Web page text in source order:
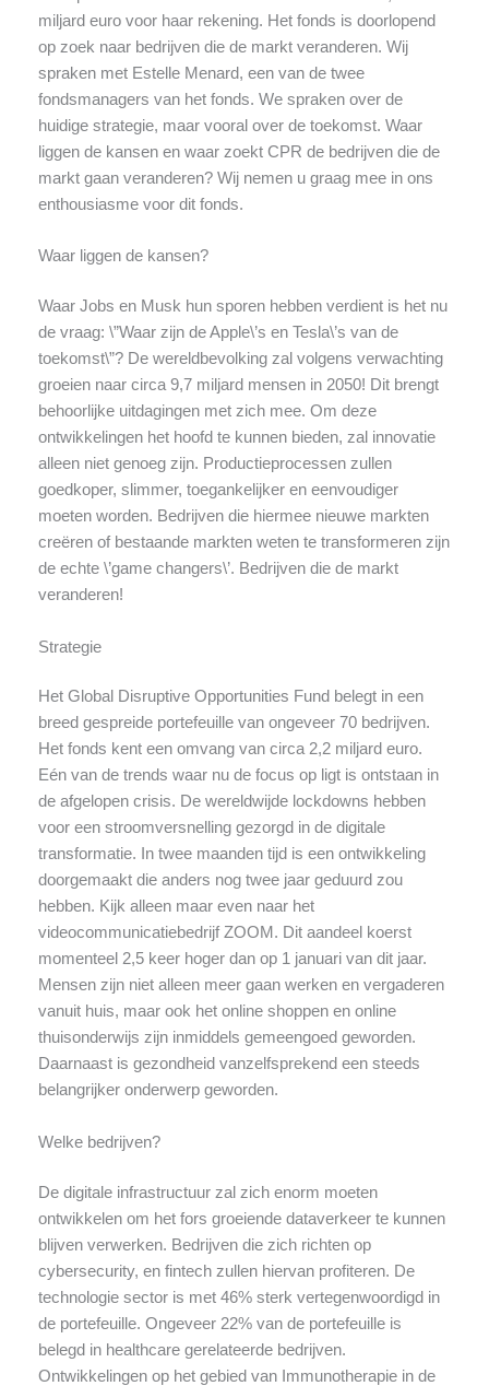
miljard euro voor haar rekening. Het fonds is doorlopend
op zoek naar bedrijven die de markt veranderen. Wij
spraken met Estelle Menard, een van de twee
fondsmanagers van het fonds. We spraken over de
huidige strategie, maar vooral over de toekomst. Waar
liggen de kansen en waar zoekt CPR de bedrijven die de
markt gaan veranderen? Wij nemen u graag mee in ons
enthousiasme voor dit fonds.
Waar liggen de kansen?
Waar Jobs en Musk hun sporen hebben verdient is het nu
de vraag: \”Waar zijn de Apple\’s en Tesla\’s van de
toekomst\”? De wereldbevolking zal volgens verwachting
groeien naar circa 9,7 miljard mensen in 2050! Dit brengt
behoorlijke uitdagingen met zich mee. Om deze
ontwikkelingen het hoofd te kunnen bieden, zal innovatie
alleen niet genoeg zijn. Productieprocessen zullen
goedkoper, slimmer, toegankelijker en eenvoudiger
moeten worden. Bedrijven die hiermee nieuwe markten
creëren of bestaande markten weten te transformeren zijn
de echte \’game changers\’. Bedrijven die de markt
veranderen!
Strategie
Het Global Disruptive Opportunities Fund belegt in een
breed gespreide portefeuille van ongeveer 70 bedrijven.
Het fonds kent een omvang van circa 2,2 miljard euro.
Eén van de trends waar nu de focus op ligt is ontstaan in
de afgelopen crisis. De wereldwijde lockdowns hebben
voor een stroomversnelling gezorgd in de digitale
transformatie. In twee maanden tijd is een ontwikkeling
doorgemaakt die anders nog twee jaar geduurd zou
hebben. Kijk alleen maar even naar het
videocommunicatiebedrijf ZOOM. Dit aandeel koerst
momenteel 2,5 keer hoger dan op 1 januari van dit jaar.
Mensen zijn niet alleen meer gaan werken en vergaderen
vanuit huis, maar ook het online shoppen en online
thuisonderwijs zijn inmiddels gemeengoed geworden.
Daarnaast is gezondheid vanzelfsprekend een steeds
belangrijker onderwerp geworden.
Welke bedrijven?
De digitale infrastructuur zal zich enorm moeten
ontwikkelen om het fors groeiende dataverkeer te kunnen
blijven verwerken. Bedrijven die zich richten op
cybersecurity, en fintech zullen hiervan profiteren. De
technologie sector is met 46% sterk vertegenwoordigd in
de portefeuille. Ongeveer 22% van de portefeuille is
belegd in healthcare gerelateerde bedrijven.
Ontwikkelingen op het gebied van Immunotherapie in de